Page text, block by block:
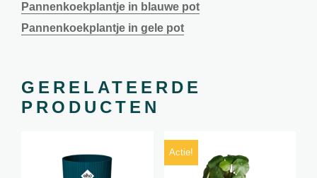
Pannenkoekplantje in blauwe pot
Pannenkoekplantje in gele pot
GERELATEERDE
PRODUCTEN
Actie!